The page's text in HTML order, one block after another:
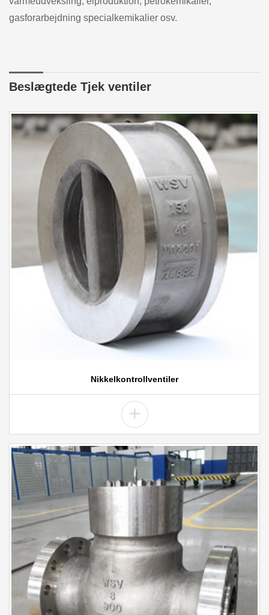
gasforarbejdning specialkemikalier osv.
Beslægtede Tjek ventiler
Nikkelkontrollventiler
+